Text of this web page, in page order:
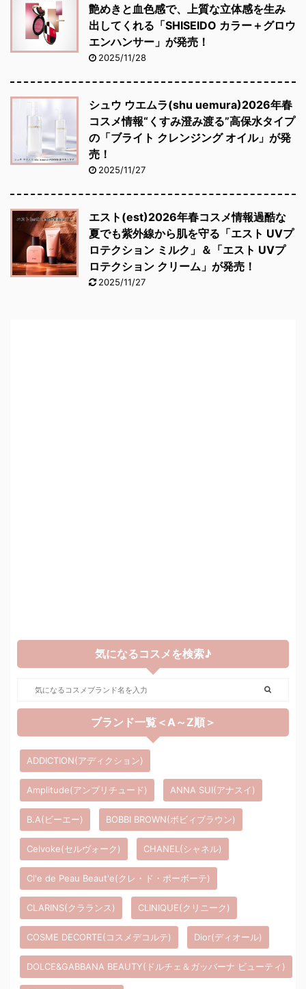
艶めきと血色感で、上質な立体感を生み
出してくれる「SHISEIDO カラー＋グロウ
エンハンサー」が発売！
2025/11/28
シュウ ウエムラ(shu uemura)2026年春
コスメ情報“くすみ澄み渡る”高保水タイプ
の「ブライト クレンジング オイル」が発
売！
2025/11/27
エスト(est)2026年春コスメ情報過酷な
夏でも紫外線から肌を守る「エスト UVプ
ロテクション ミルク」＆「エスト UVプ
ロテクション クリーム」が発売！
2025/11/27
気になるコスメを検索♪
ブランド一覧＜A～Z順＞
ADDICTION(アディクション)
Amplitude(アンプリチュード) ANNA SUI(アナスイ)
B.A(ビーエー) BOBBI BROWN(ボビィブラウン)
Celvoke(セルヴォーク) CHANEL(シャネル)
Cl'e de Peau Beaut'e(クレ・ド・ポーボーテ)
CLARINS(クラランス) CLINIQUE(クリニーク)
COSME DECORTE(コスメデコルテ) Dior(ディオール)
DOLCE&GABBANA BEAUTY(ドルチェ＆ガッバーナ ビューティ)